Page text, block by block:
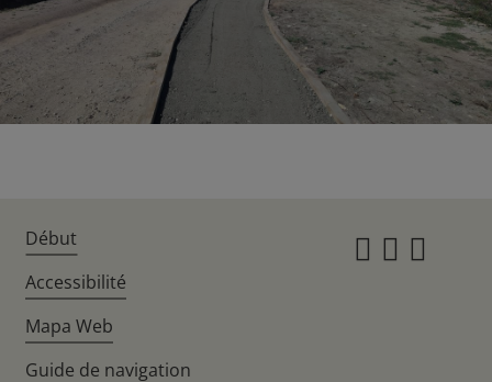
Début
Accessibilité
Mapa Web
Guide de navigation